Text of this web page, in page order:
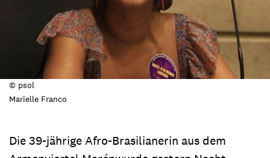
© psol
Marielle Franco
Die 39-jährige Afro-Brasilianerin aus dem